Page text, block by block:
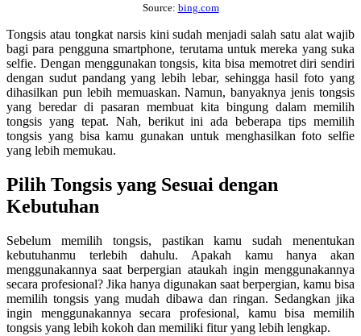
Source: bing.com
Tongsis atau tongkat narsis kini sudah menjadi salah satu alat wajib
bagi para pengguna smartphone, terutama untuk mereka yang suka
selfie. Dengan menggunakan tongsis, kita bisa memotret diri sendiri
dengan sudut pandang yang lebih lebar, sehingga hasil foto yang
dihasilkan pun lebih memuaskan. Namun, banyaknya jenis tongsis
yang beredar di pasaran membuat kita bingung dalam memilih
tongsis yang tepat. Nah, berikut ini ada beberapa tips memilih
tongsis yang bisa kamu gunakan untuk menghasilkan foto selfie
yang lebih memukau.
Pilih Tongsis yang Sesuai dengan
Kebutuhan
Sebelum memilih tongsis, pastikan kamu sudah menentukan
kebutuhanmu terlebih dahulu. Apakah kamu hanya akan
menggunakannya saat berpergian ataukah ingin menggunakannya
secara profesional? Jika hanya digunakan saat berpergian, kamu bisa
memilih tongsis yang mudah dibawa dan ringan. Sedangkan jika
ingin menggunakannya secara profesional, kamu bisa memilih
tongsis yang lebih kokoh dan memiliki fitur yang lebih lengkap.